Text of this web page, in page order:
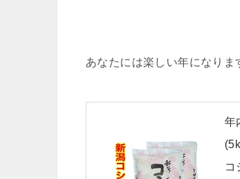
あなたには楽しい年になりま
年
コ